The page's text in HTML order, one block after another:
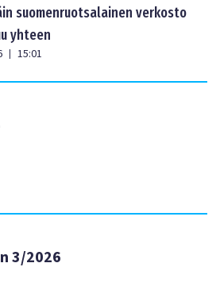
suomenruotsalainen verkosto
yhteen
| 15:01
3/2026